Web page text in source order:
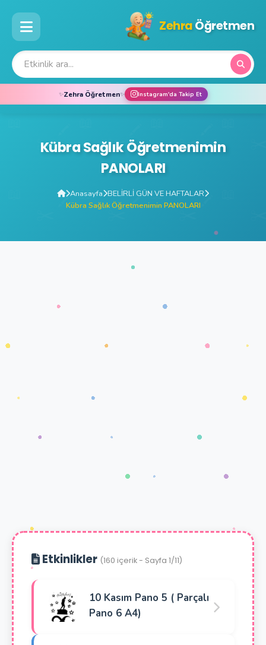
ZehraÖğretmen
✨Zehra Öğretmen✨ Instagram'da Takip Et
Kübra Sağlık Öğretmenimin
PANOLARI
Anasayfa BELİRLİ GÜN VE HAFTALAR
Kübra Sağlık Öğretmenimin PANOLARI
Etkinlikler (160 içerik - Sayfa 1/11)
10 Kasım Pano 5 ( Parçalı
Pano 6 A4)